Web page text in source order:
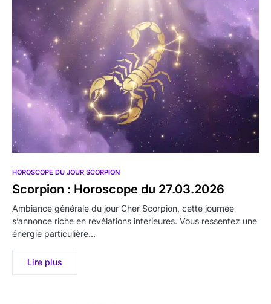
HOROSCOPE DU JOUR SCORPION
Scorpion : Horoscope du 27.03.2026
Ambiance générale du jour Cher Scorpion, cette journée
s’annonce riche en révélations intérieures. Vous ressentez une
énergie particulière…
Lire plus